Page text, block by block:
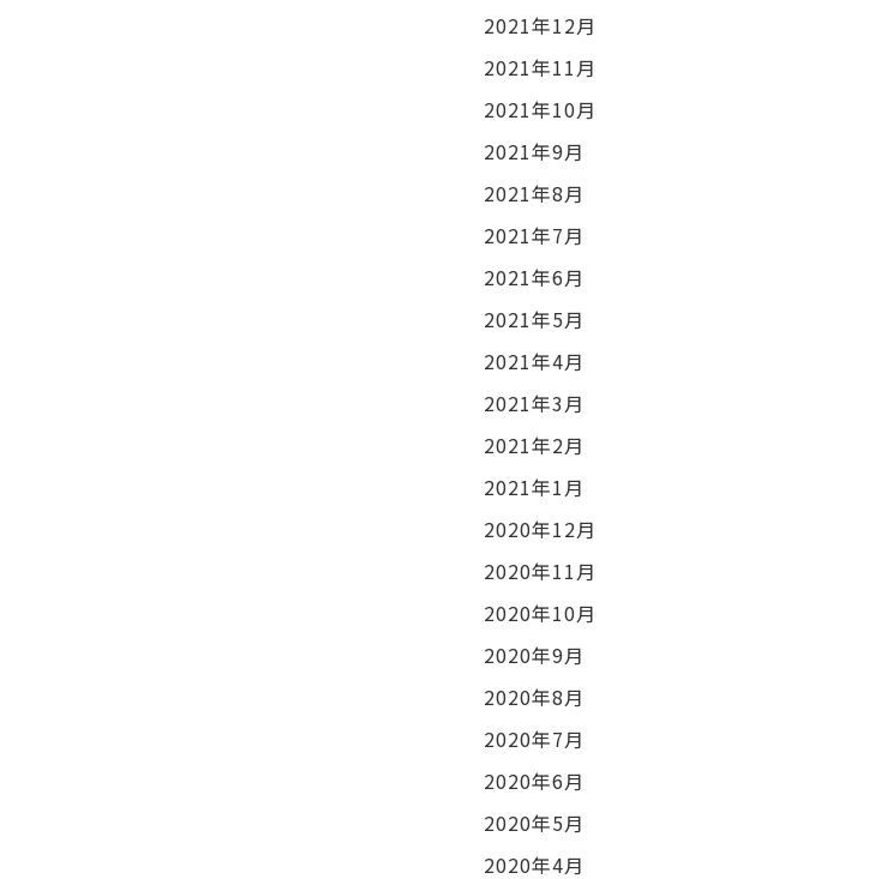
2021年12月
2021年11月
2021年10月
2021年9月
2021年8月
2021年7月
2021年6月
2021年5月
2021年4月
2021年3月
2021年2月
2021年1月
2020年12月
2020年11月
2020年10月
2020年9月
2020年8月
2020年7月
2020年6月
2020年5月
2020年4月